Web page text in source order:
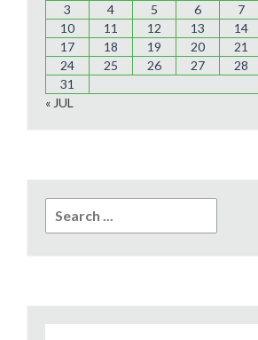
3
4 5 6 7
10
11 12 13 14
17
18 19 20 21
24
25 26 27 28
31
« JUL
for: